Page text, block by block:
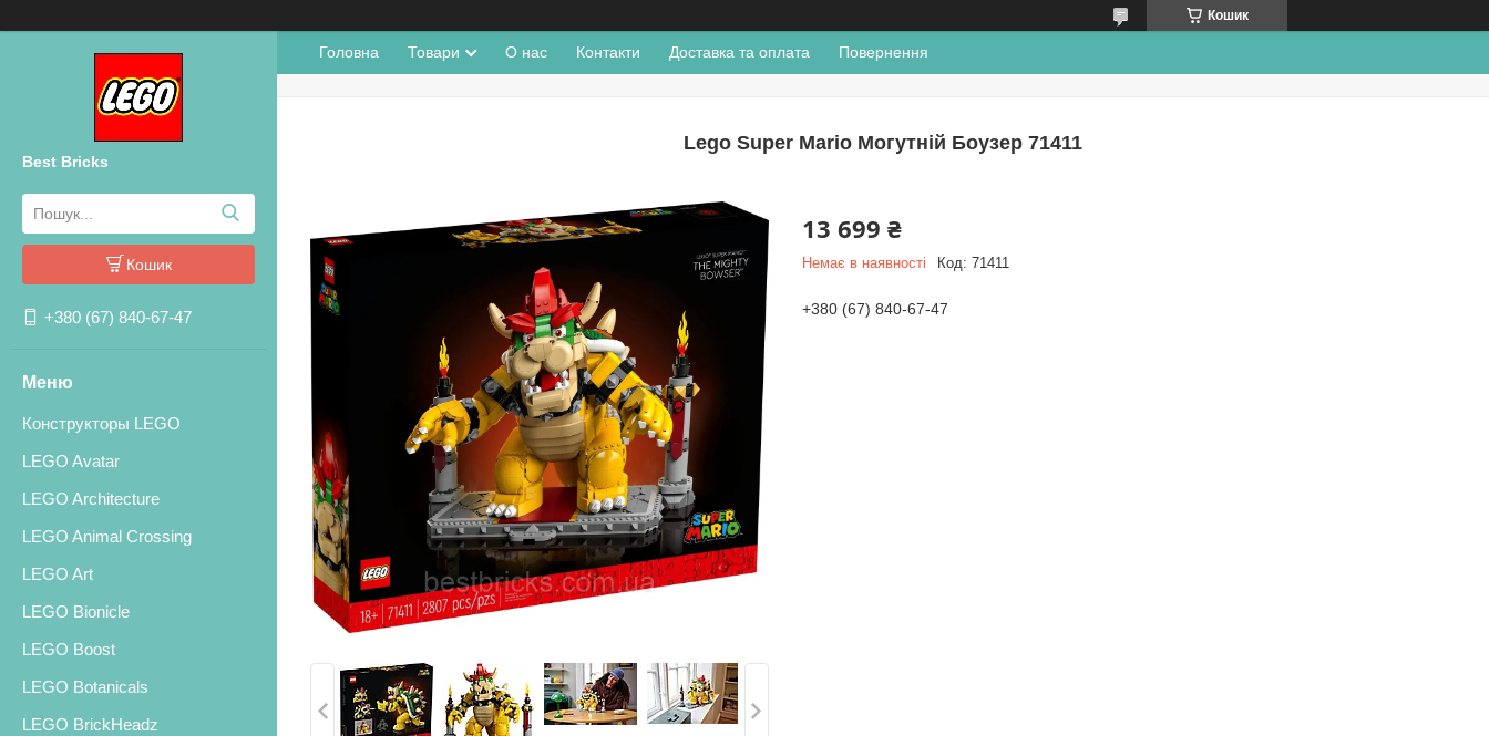
Кошик
Best Bricks
Кошик
+380 (67) 840-67-47
Конструкторы LEGO
LEGO Avatar
LEGO Architecture
LEGO Animal Crossing
LEGO Art
LEGO Bionicle
LEGO Boost
LEGO Botanicals
LEGO BrickHeadz
Головна Товари О нас Контакти Доставка та оплата Повернення
Lego Super Mario Могутній Боузер 71411
13 699 ₴
Немає в наявності Код: 71411
+380 (67) 840-67-47